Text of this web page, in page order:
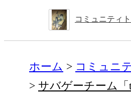
コミュニティ
ホーム コミュニ
サバゲーチーム「